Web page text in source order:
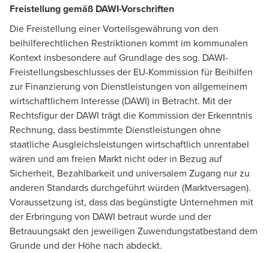
Freistellung gemäß DAWI-Vorschriften
Die Freistellung einer Vorteilsgewährung von den
beihilferechtlichen Restriktionen kommt im kommunalen
Kontext insbesondere auf Grundlage des sog. DAWI-
Freistellungsbeschlusses der EU-Kommission für Beihilfen
zur Finanzierung von Dienstleistungen von allgemeinem
wirtschaftlichem Interesse (DAWI) in Betracht. Mit der
Rechtsfigur der DAWI trägt die Kommission der Erkenntnis
Rechnung, dass bestimmte Dienstleistungen ohne
staatliche Ausgleichsleistungen wirtschaftlich unrentabel
wären und am freien Markt nicht oder in Bezug auf
Sicherheit, Bezahlbarkeit und universalem Zugang nur zu
anderen Standards durchgeführt würden (Marktversagen).
Voraussetzung ist, dass das begünstigte Unternehmen mit
der Erbringung von DAWI betraut wurde und der
Betrauungsakt den jeweiligen Zuwendungstatbestand dem
Grunde und der Höhe nach abdeckt.